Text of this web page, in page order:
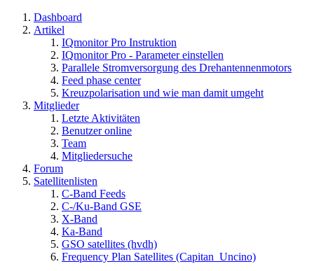
Dashboard
Artikel
IQmonitor Pro Instruktion
IQmonitor Pro - Parameter einstellen
Parallele Stromversorgung des Drehantennenmotors
Feed phase center
Kreuzpolarisation und wie man damit umgeht
Mitglieder
Letzte Aktivitäten
Benutzer online
Team
Mitgliedersuche
Forum
Satellitenlisten
C-Band Feeds
C-/Ku-Band GSE
X-Band
Ka-Band
GSO satellites (hvdh)
Frequency Plan Satellites (Capitan_Uncino)